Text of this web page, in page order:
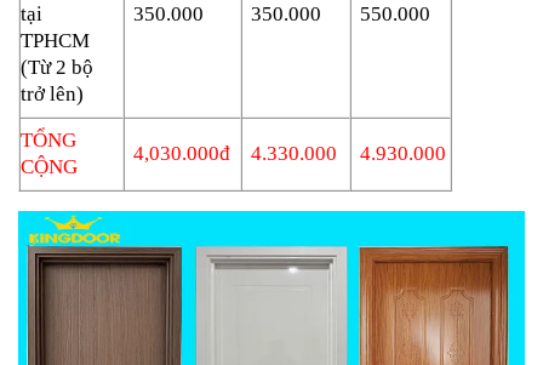
tại
TPHCM
(Từ 2 bộ
trở lên)
350.000 350.000 550.000
TỔNG
CỘNG
4,030.000đ 4.330.000 4.930.000